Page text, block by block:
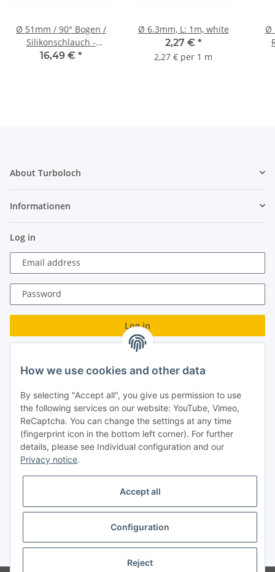
Ø 51mm / 90° Bogen /
Silikonschlauch -
schwarz
16,49 € *
Ø 6.3mm, L: 1m, white
2,27 € *
2,27 € per 1 m
Ø
About Turboloch
Informationen
Log in
Email address
Password
Log in
New to our online shop?Register now!
Turboloch GmbH
Almenweg 27
67256 Weisenheim am Sand
Impressum
* All prices incl. VAT, plusshipping fees
How we use cookies and other data
By selecting "Accept all", you give us permission to use
the following services on our website: YouTube, Vimeo,
ReCaptcha. You can change the settings at any time
(fingerprint icon in the bottom left corner). For further
details, please see Individual configuration and our
Privacy notice.
Accept all
Configuration
Reject